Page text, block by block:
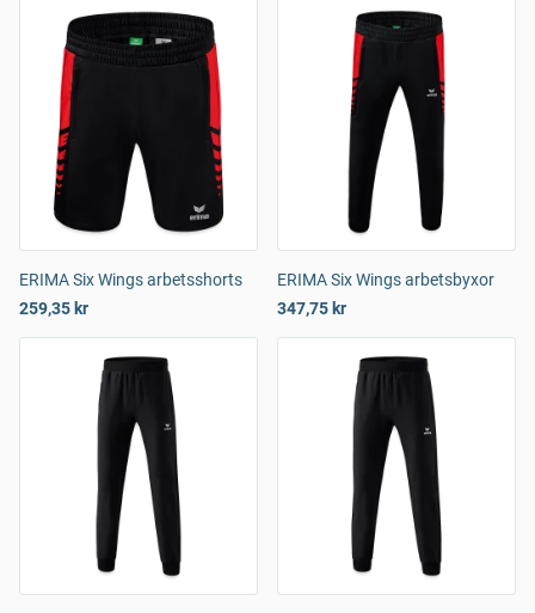
ERIMA Six Wings arbetsshorts
259,35 kr
ERIMA Six Wings arbetsbyxor
347,75 kr